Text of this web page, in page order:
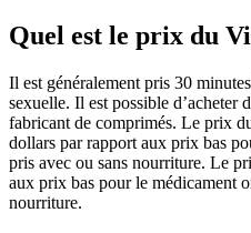
Quel est le prix du
Il est généralement pris 30
sexuelle. Il est possible d’acheter
fabricant de comprimés. Le prix
dollars par rapport aux prix bas
pris avec ou sans nourriture. Le
aux prix bas pour le médicament
nourriture.